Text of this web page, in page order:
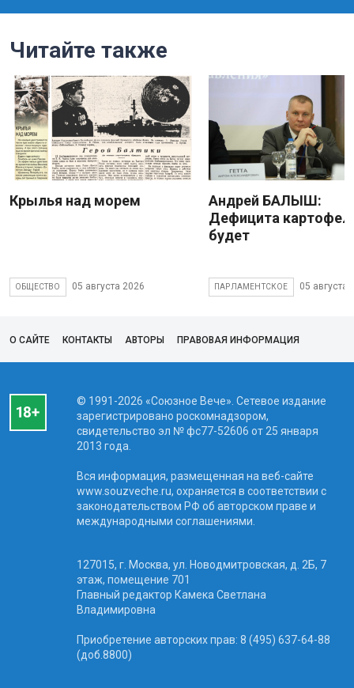
Читайте также
Крылья над морем
ОБЩЕСТВО 05 августа 2026
Андрей БАЛЫШ:
Дефицита
будет
ПАРЛАМЕНТСКОЕ 05 августа
О САЙТЕ КОНТАКТЫ АВТОРЫ ПРАВОВАЯ ИНФОРМАЦИЯ
© 1991-2026 «Союзное Вече». Сетевое издание
зарегистрировано роскомнадзором,
свидетельство эл № фc77-52606 от 25 января
2013 года.
Вся информация, размещенная на веб-сайте
www.souzveche.ru, охраняется в соответствии с
законодательством РФ об авторском праве и
международными соглашениями.
127015, г. Москва, ул. Новодмитровская, д. 2Б, 7
этаж, помещение 701
Главный редактор Камека Светлана
Владимировна
Приобретение авторских прав: 8 (495) 637-64-88
(доб.8800)